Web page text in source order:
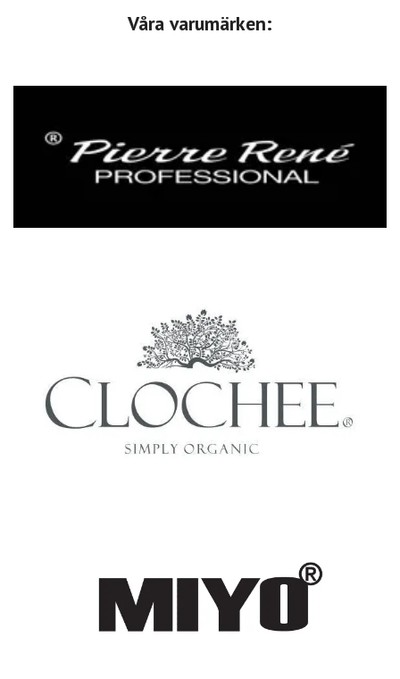
Våra varumärken: